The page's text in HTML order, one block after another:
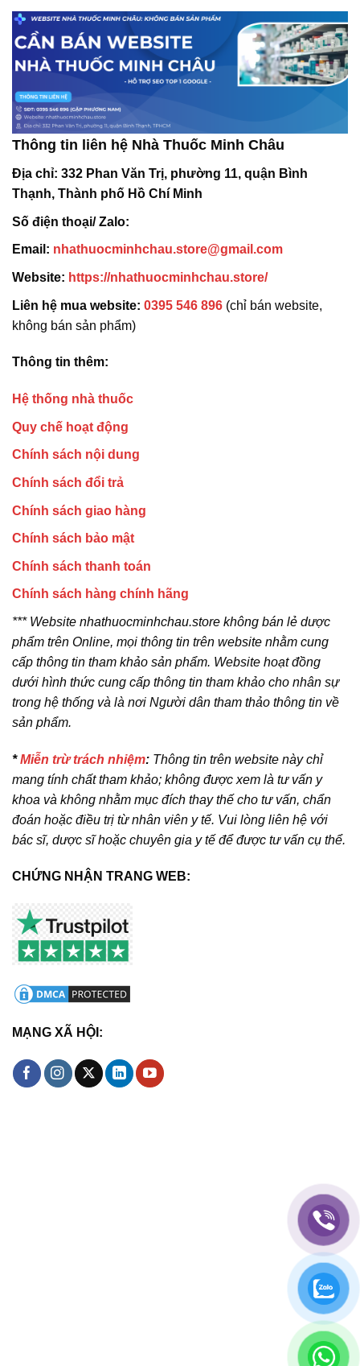
Thông tin liên hệ Nhà Thuốc Minh Châu
Địa chỉ: 332 Phan Văn Trị, phường 11, quận Bình
Thạnh, Thành phố Hồ Chí Minh
Số điện thoại/ Zalo:
Email: nhathuocminhchau.store@gmail.com
Website: https://nhathuocminhchau.store/
Liên hệ mua website: 0395 546 896 (chỉ bán website,
không bán sản phẩm)
Thông tin thêm:
Hệ thống nhà thuốc
Quy chế hoạt động
Chính sách nội dung
Chính sách đổi trả
Chính sách giao hàng
Chính sách bảo mật
Chính sách thanh toán
Chính sách hàng chính hãng
*** Website nhathuocminhchau.store không bán lẻ dược
phẩm trên Online, mọi thông tin trên website nhằm cung
cấp thông tin tham khảo sản phẩm. Website hoạt đồng
dưới hình thức cung cấp thông tin tham khảo cho nhân sự
trong hệ thống và là nơi Người dân tham thảo thông tin về
sản phẩm.
*Miễn trừ trách nhiệm: Thông tin trên website này chỉ
mang tính chất tham khảo; không được xem là tư vấn y
khoa và không nhằm mục đích thay thế cho tư vấn, chẩn
đoán hoặc điều trị từ nhân viên y tế. Vui lòng liên hệ với
bác sĩ, dược sĩ hoặc chuyên gia y tế để được tư vấn cụ thể.
CHỨNG NHẬN TRANG WEB:
MẠNG XÃ HỘI: